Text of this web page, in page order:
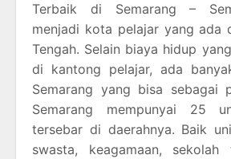
Terbaik di Semarang –
menjadi kota pelajar yang ada
Tengah. Selain biaya hidup
di kantong pelajar, ada
Semarang yang bisa sebagai
Semarang mempunyai 25
tersebar di daerahnya. Baik
swasta, keagamaan, sekolah